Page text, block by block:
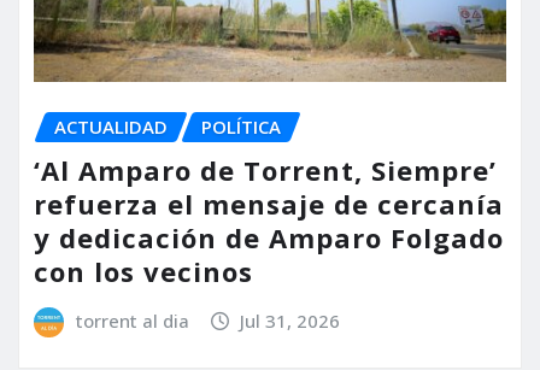
ACTUALIDAD POLÍTICA
‘Al Amparo de Torrent, Siempre’
refuerza el mensaje de cercanía
y dedicación de Amparo Folgado
con los vecinos
torrent al dia Jul 31, 2026